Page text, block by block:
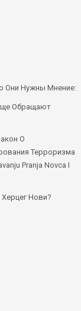
Они Нужны Мнение:
Обращают
О
Терроризма
Pranja Novca I
Нови?